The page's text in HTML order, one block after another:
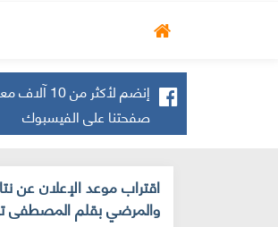
أخ دولية أخ وطنية
إنضم لأكثر من
صفحتنا على الفيسبوك
اقتراب موعد الإعلان عن
والمرضي بقلم المصطفى